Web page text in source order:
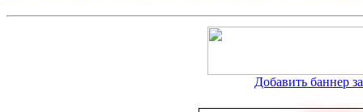
Добавить баннер